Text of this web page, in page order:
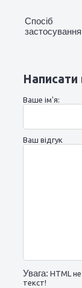
Спосіб
застосування
Написати
Ваше ім'я:
Ваш відгук
Увага: HTML
текст!